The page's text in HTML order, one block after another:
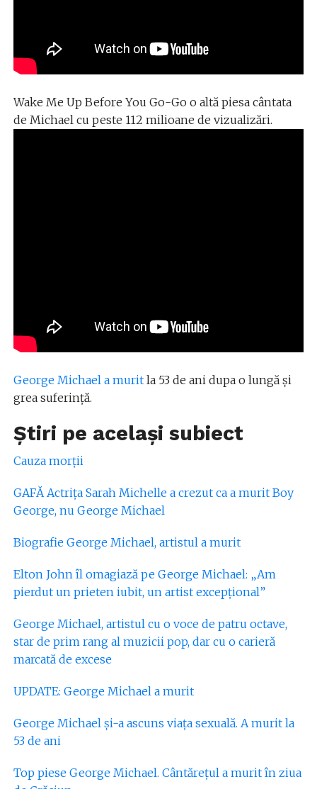
Wake Me Up Before You Go-Go o altă piesa cântata
de Michael cu peste 112 milioane de vizualizări.
George Michael a muritla 53 de ani dupa o lungă și
grea suferință.
Știri pe același subiect
Cauza morții
GAFĂ Actrița Sarah Michelle a crezut ca a murit Boy
George, nu George Michael
Biografie George Michael, artistul a murit
Elton John îl omagiază pe George Michael: „Am
pierdut un prieten iubit, un artist excepţional”
George Michael, artistul cu o voce de patru octave,
star de prim rang al muzicii pop, dar cu o carieră
marcată de excese
UPDATE: George Michael a murit
George Michael și-a ascuns viața sexuală. A murit la
53 de ani
Top piese George Michael. Cântărețul a murit în ziua